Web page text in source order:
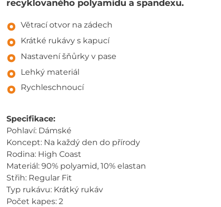
recyklovaného polyamidu a spandexu.
Větrací otvor na zádech
Krátké rukávy s kapucí
Nastavení šňůrky v pase
Lehký materiál
Rychleschnoucí
Specifikace:
Pohlaví: Dámské
Koncept: Na každý den do přírody
Rodina: High Coast
Materiál: 90% polyamid, 10% elastan
Střih: Regular Fit
Typ rukávu: Krátký rukáv
Počet kapes: 2